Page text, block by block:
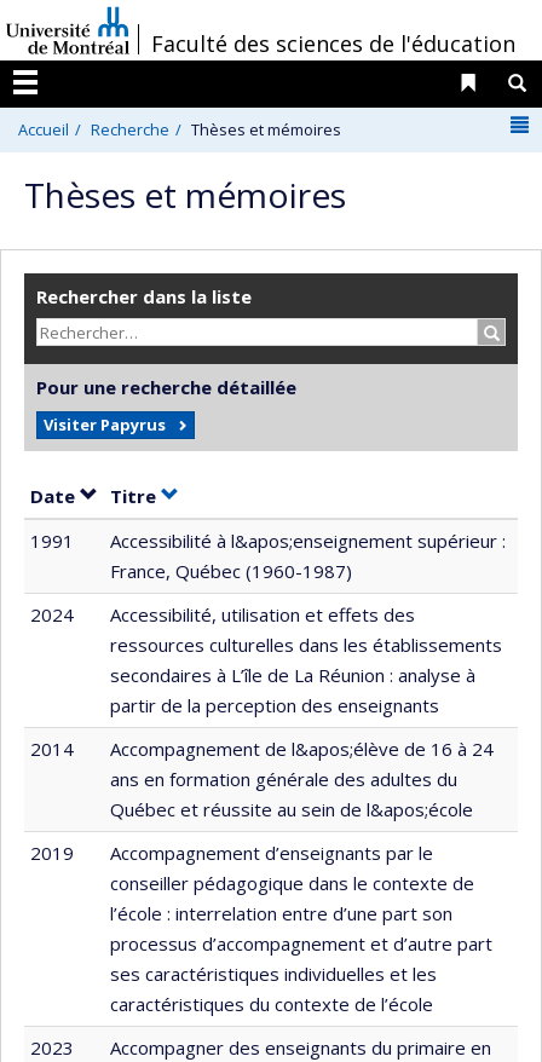
au
contenu
/Faculté des sciences de l'éducation
Menu
Liens
Accueil Recherche Thèses et mémoires
Thèses et mémoires
Rechercher dans la liste
Pour une recherche détaillée
Visiter Papyrus
Date Trier par date en ordre croissant
Titre Trier par titre en ordre croissant
1991
Accessibilité à l&apos;enseignement supérieur :
France, Québec (1960-1987)
2024
Accessibilité, utilisation et effets des
ressources culturelles dans les établissements
secondaires à L’île de La Réunion : analyse à
partir de la perception des enseignants
2014
Accompagnement de l&apos;élève de 16 à 24
ans en formation générale des adultes du
Québec et réussite au sein de l&apos;école
2019
Accompagnement d’enseignants par le
conseiller pédagogique dans le contexte de
l’école : interrelation entre d’une part son
processus d’accompagnement et d’autre part
ses caractéristiques individuelles et les
caractéristiques du contexte de l’école
2023
Accompagner des enseignants du primaire en